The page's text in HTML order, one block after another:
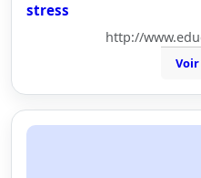
stress
http://